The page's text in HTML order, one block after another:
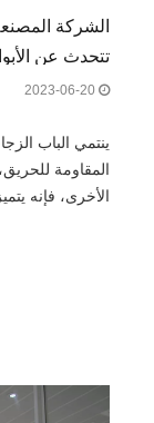
الشركة
تتحدث عن
ينتمي الباب
المقاومة
الأخرى، فإنه
العامة، ولكن